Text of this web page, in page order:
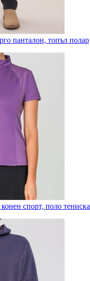
панталон, топъл полар
спорт, поло тениска